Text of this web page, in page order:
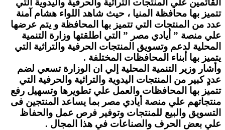
القائمين علي المنتجات التراثية والحرفية واليدوية التي
تتميز بها محافظة المنيا ، حيث شاهد اللواء هشام آمنة
عدد من المنتجات التي تتميز بها المحافظة و يتم عرضها
علي منصة ” أيادي مصر ” التي اطلقتها وزارة التنمية
المحلية لدعم وتسويق المنتجات الحرفية والتراثية التي
يتميز بها أبناء المحافظات المختلفة .
وأشار وزير التنمية المحلية إلي ان الوزارة تسعي لضم
عددٍ كبير من المنتجات اليدوية والتراثية والحرفية التي
تتميز بها المحافظات والعمل علي تطويرها وتسهيل رفع
منتجاتهم علي منصة أيادي مصر بما يساعد المنتجين فى
التسويق والبيع للمنتجات وتوفير فرص عمل والحفاظ
علي بعض الحرف والصناعات في هذا المجال .